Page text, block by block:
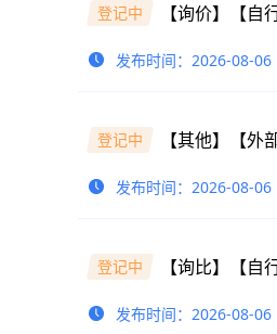
登记中 【询价】【
发布时间：2026-08-06
登记中 【其他】【
发布时间：2026-08-06
登记中 【询比】【
发布时间：2026-08-06